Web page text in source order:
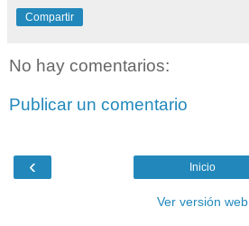
Compartir
No hay comentarios:
Publicar un comentario
‹ Inicio
Ver versión web